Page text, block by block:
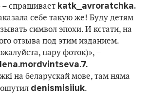
– спрашивает katk_avroratchka.
себе такую же! Буду детям
символ эпохи. И кстати, на
отзыва под этим изданием.
пару фоток)», –
на беларускай мове, там няма
denismisiiuk.